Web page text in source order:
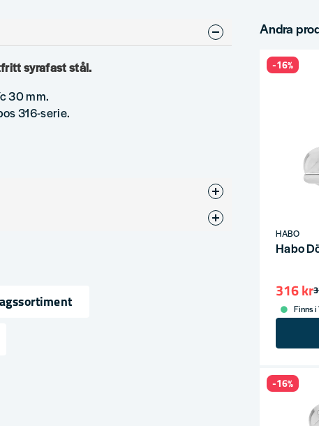
syrafast stål.
30 mm.
316-serie.
Andra
HABO
Habo
316 kr
Finns
-16%
-16%